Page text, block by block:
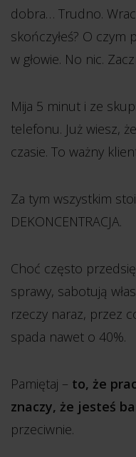
dobra… Trudno.
skończyłeś? O czym
w głowie. No nic.
Mija 5 minut i ze
telefonu. Już wiesz,
czasie. To ważny
Za tym wszystkim
DEKONCENTRACJA.
Choć często
sprawy, sabotują
rzeczy naraz, przez
spada nawet o 40%.
Pamiętaj – to, że
znaczy, że jesteś
przeciwnie.